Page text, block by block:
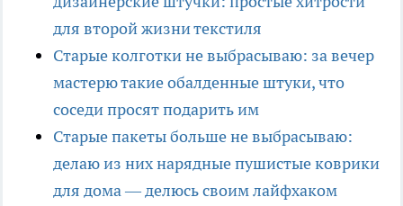
для второй жизни текстиля
Старые колготки не выбрасываю: за вечер
мастерю такие обалденные штуки, что
соседи просят подарить им
Старые пакеты больше не выбрасываю:
делаю из них нарядные пушистые коврики
для дома — делюсь своим лайфхаком